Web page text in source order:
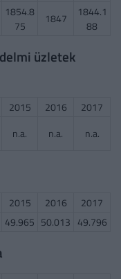
1854.8
75
1847
1844.1
88
üzletek
2015 2016
2017
n.a. n.a. n.a.
2015 2016
2017
49.965 50.013 49.796